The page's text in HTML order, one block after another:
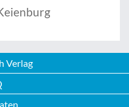
Verlag